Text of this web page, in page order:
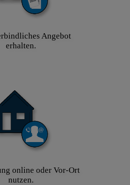
Angebot
erhalten.
online oder Vor-Ort
nutzen.